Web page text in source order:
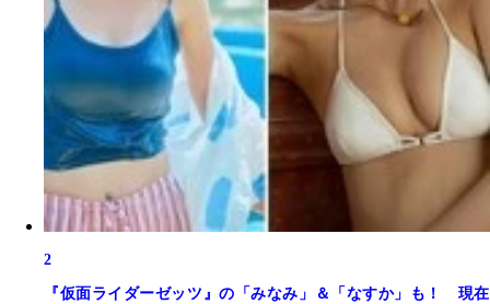
2
『仮面ライダーゼッツ』の「みなみ」＆「なすか」も！ 現在